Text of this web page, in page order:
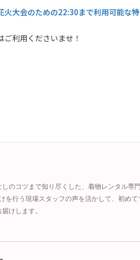
火大会のための22:30まで利用可能な
利用くださいませ！
のコツまで知り尽くした、着物レンタル専
を行う現場スタッフの声を活かして、初め
けします。